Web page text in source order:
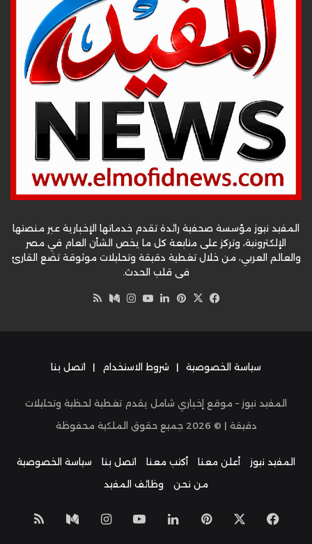
المفيد نيوز مؤسسة صحفية رائدة تقدم خدماتها الإخبارية عبر منصتها
الإلكترونية، وتركز على متابعة كل ما يخص الشأن العام في مصر
والعالم العربي، من خلال تغطية دقيقة وتحليلات موثوقة تضع القارئ
في قلب الحدث.
فيسبوك
‫X بينتيريست
لينكدإن‫YouTube
انستقرام
وسط
سياسة الخصوصية | شروط الاستخدام | اتصل بنا
المفيد نيوز – موقع إخباري شامل يقدم تغطية لحظية وتحليلات
دقيقة | © 2026 جميع حقوق الملكية محفوظة
المفيد نيوز أعلن معنا أكتب معنا اتصل بنا
سياسة الخصوصية
من نحن
وظائف المفيد
فيسبوك بينتيريست
لينكدإن‫YouTube
انستقراموسط